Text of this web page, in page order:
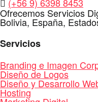
(+56 9) 6398 8453
Ofrecemos Servicios
Bolivia, España,
Servicios
Branding e Imagen
Diseño de Logos
Diseño y Desarrollo
Hosting